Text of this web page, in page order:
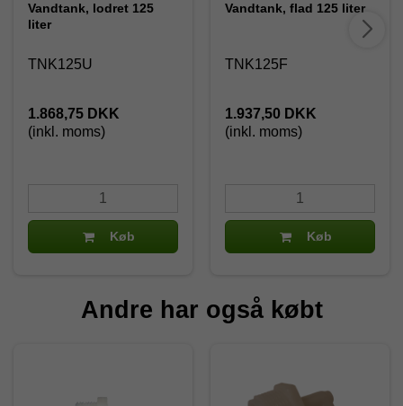
Vandtank, lodret 125
liter
TNK125U
1.868,75 DKK
(inkl. moms)
Køb
Vandtank, flad 125 liter
TNK125F
1.937,50 DKK
(inkl. moms)
Køb
Andre har også købt